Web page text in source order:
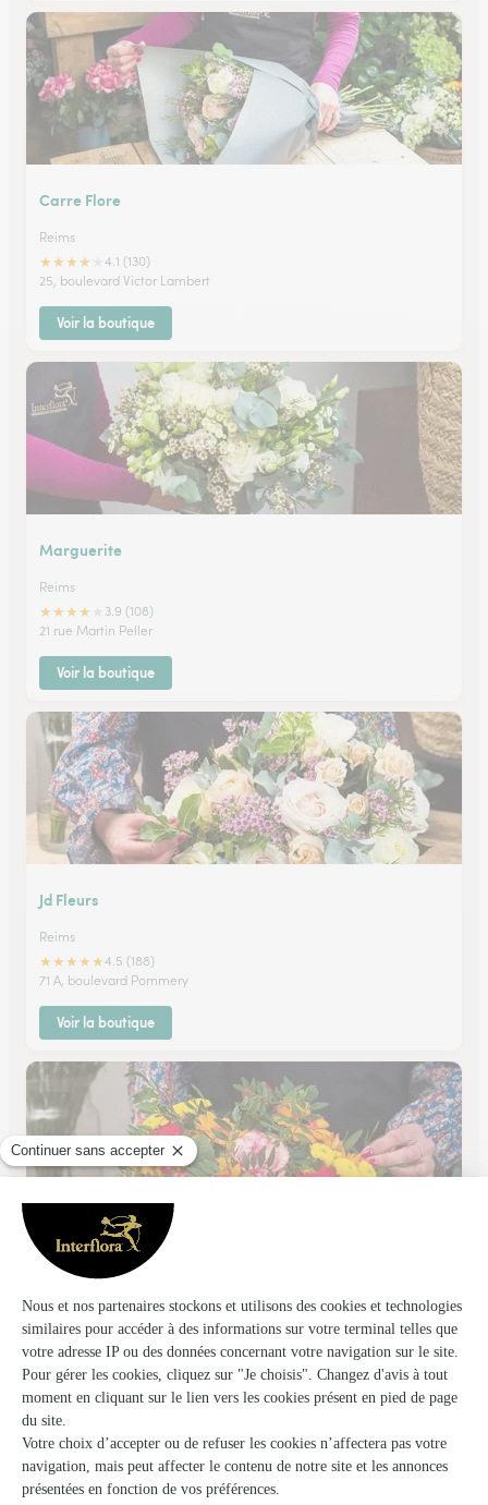
Carre Flore
Reims
★★★★
4.1 (130)
25, boulevard Victor Lambert
Voir la boutique
Marguerite
Reims
★★★★
3.9 (108)
21 rue Martin Peller
Voir la boutique
Jd Fleurs
Reims
★★★★★4.5 (188)
71 A, boulevard Pommery
Voir la boutique
Centaurea
★★★★★4.4 (69)
42, place du Forum
Voir la boutique